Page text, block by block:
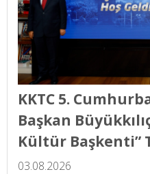
KKTC 5.
Başkan
Kültür Başkenti”
03.08.2026